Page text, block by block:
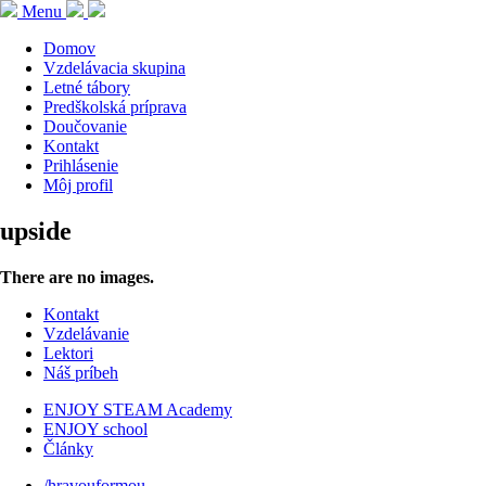
Menu
Domov
Vzdelávacia skupina
Letné tábory
Predškolská príprava
Doučovanie
Kontakt
Prihlásenie
Môj profil
upside
There are no images.
Kontakt
Vzdelávanie
Lektori
Náš príbeh
ENJOY STEAM Academy
ENJOY school
Články